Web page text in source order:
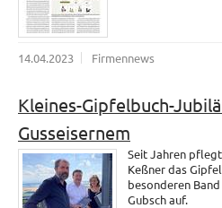
14.04.2023 Firmennews
Kleines-Gipfelbuch-
Gusseisernem
Seit Jahren
Keßner das
besonderen
Gubsch auf.